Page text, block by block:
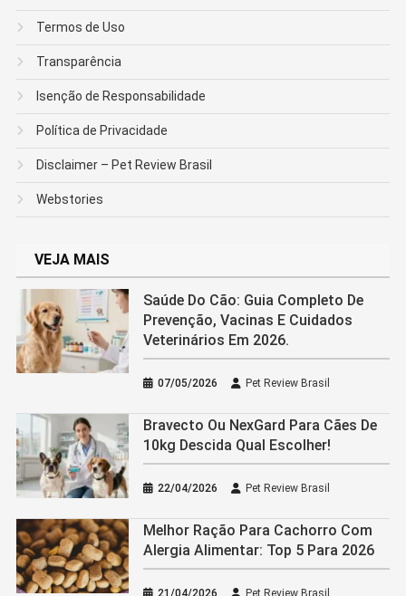
Termos de Uso
Transparência
Isenção de Responsabilidade
Política de Privacidade
Disclaimer – Pet Review Brasil
Webstories
VEJA MAIS
Saúde Do Cão: Guia Completo De
Prevenção, Vacinas E Cuidados
Veterinários Em 2026.
07/05/2026 Pet Review Brasil
Bravecto Ou NexGard Para Cães De
10kg Descida Qual Escolher!
22/04/2026 Pet Review Brasil
Melhor Ração Para Cachorro Com
Alergia Alimentar: Top 5 Para 2026
21/04/2026 Pet Review Brasil